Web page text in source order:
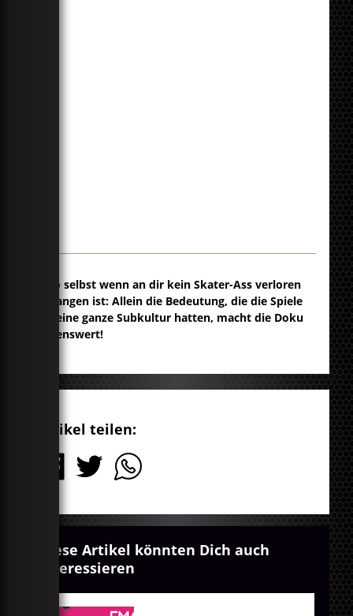
Also selbst wenn an dir kein Skater-Ass verloren
gegangen ist: Allein die Bedeutung, die die Spiele
für eine ganze Subkultur hatten, macht die Doku
sehenswert!
Artikel teilen:
Diese Artikel könnten Dich auch
interessieren